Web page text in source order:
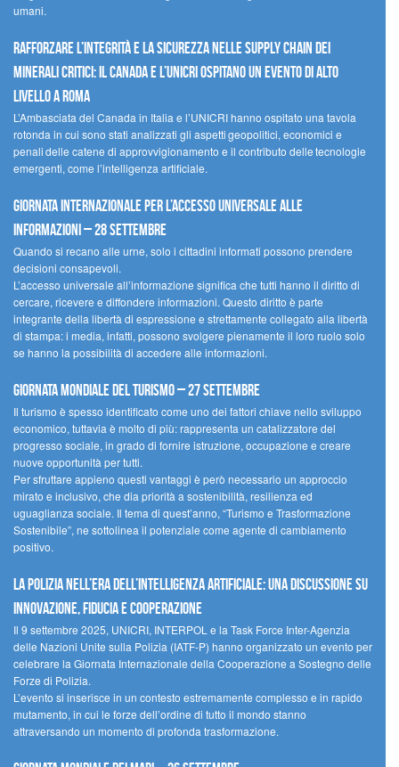
umani.
Rafforzare l’integrità e la sicurezza nelle supply chain dei
minerali critici: il Canada e l’UNICRI ospitano un evento di alto
livello a Roma
L’Ambasciata del Canada in Italia e l’UNICRI hanno ospitato una tavola
rotonda in cui sono stati analizzati gli aspetti geopolitici, economici e
penali delle catene di approvvigionamento e il contributo delle tecnologie
emergenti, come l’intelligenza artificiale.
Giornata internazionale per l’accesso universale alle
informazioni – 28 settembre
Quando si recano alle urne, solo i cittadini informati possono prendere
decisioni consapevoli.
L’accesso universale all’informazione significa che tutti hanno il diritto di
cercare, ricevere e diffondere informazioni. Questo diritto è parte
integrante della libertà di espressione e strettamente collegato alla libertà
di stampa: i media, infatti, possono svolgere pienamente il loro ruolo solo
se hanno la possibilità di accedere alle informazioni.
Giornata mondiale del turismo – 27 settembre
Il turismo è spesso identificato come uno dei fattori chiave nello sviluppo
economico, tuttavia è molto di più: rappresenta un catalizzatore del
progresso sociale, in grado di fornire istruzione, occupazione e creare
nuove opportunità per tutti.
Per sfruttare appieno questi vantaggi è però necessario un approccio
mirato e inclusivo, che dia priorità a sostenibilità, resilienza ed
uguaglianza sociale. Il tema di quest’anno, “Turismo e Trasformazione
Sostenibile”, ne sottolinea il potenziale come agente di cambiamento
positivo.
La polizia nell’era dell’Intelligenza Artificiale: una discussione su
innovazione, fiducia e cooperazione
Il 9 settembre 2025, UNICRI, INTERPOL e la Task Force Inter-Agenzia
delle Nazioni Unite sulla Polizia (IATF-P) hanno organizzato un evento per
celebrare la Giornata Internazionale della Cooperazione a Sostegno delle
Forze di Polizia.
L’evento si inserisce in un contesto estremamente complesso e in rapido
mutamento, in cui le forze dell’ordine di tutto il mondo stanno
attraversando un momento di profonda trasformazione.